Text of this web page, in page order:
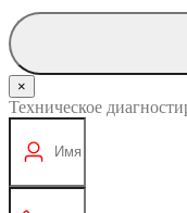
×
Техническое